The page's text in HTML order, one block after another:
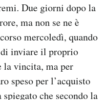
Due giorni dopo la
ma non se ne è
mercoledì, quando
inviare il proprio
la vincita, ma per
speso per l’acquisto
che secondo la